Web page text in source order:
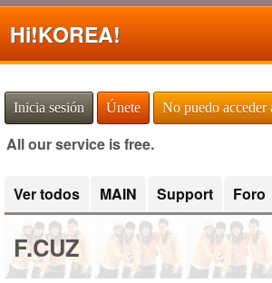
Hi!KOREA!
Inicia sesión Únete No puedo acceder
All our service is free.
Ver todos MAIN Support Foro
F.CUZ